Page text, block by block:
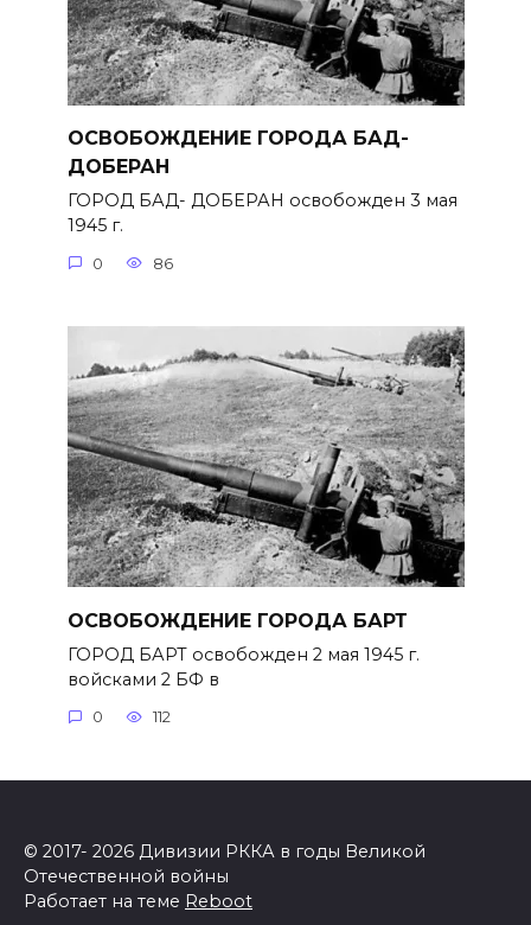
ОСВОБОЖДЕНИЕ ГОРОДА БАД-
ДОБЕРАН
ГОРОД БАД- ДОБЕРАН освобожден 3 мая
1945 г.
0 86
ОСВОБОЖДЕНИЕ ГОРОДА БАРТ
ГОРОД БАРТ освобожден 2 мая 1945 г.
войсками 2 БФ в
0 112
© 2017- 2026 Дивизии РККА в годы Великой
Отечественной войны
Работает на теме Reboot